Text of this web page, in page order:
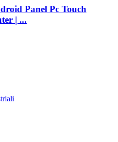
Panel Pc Touch
| ...